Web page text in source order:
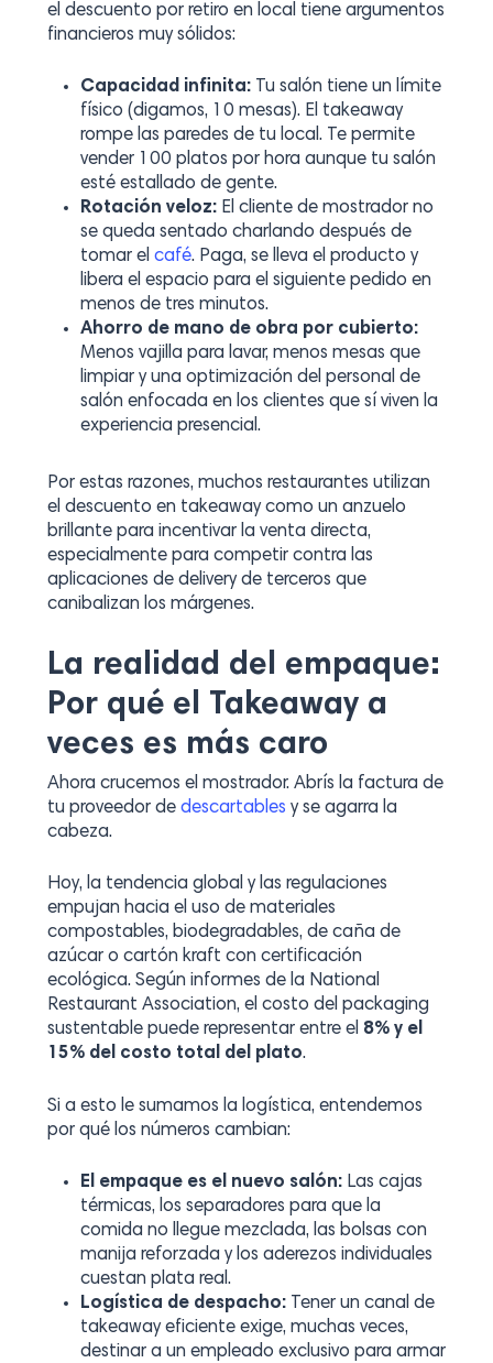
el descuento por retiro en local tiene argumentos
financieros muy sólidos:
Capacidad infinita:Tu salón tiene un límite
físico (digamos, 10 mesas). El takeaway
rompe las paredes de tu local. Te permite
vender 100 platos por hora aunque tu salón
esté estallado de gente.
Rotación veloz:El cliente de mostrador no
se queda sentado charlando después de
tomar el café. Paga, se lleva el producto y
libera el espacio para el siguiente pedido en
menos de tres minutos.
Ahorro de mano de obra por cubierto:
Menos vajilla para lavar, menos mesas que
limpiar y una optimización del personal de
salón enfocada en los clientes que sí viven la
experiencia presencial.
Por estas razones, muchos restaurantes utilizan
el descuento en takeawaycomo un anzuelo
brillante para incentivar la venta directa,
especialmente para competir contra las
aplicaciones de delivery de terceros que
canibalizan los márgenes.
La realidad del empaque:
Por qué el Takeaway a
veces es más caro
Ahora crucemos el mostrador. Abrís la factura de
tu proveedor de descartables y se agarra la
cabeza.
Hoy, la tendencia global y las regulaciones
empujan hacia el uso de materiales
compostables, biodegradables, de caña de
azúcar o cartón kraft con certificación
ecológica. Según informes de la National
Restaurant Association, el costo del packaging
sustentable puede representar entre el 8% y el
15% del costo total del plato.
Si a esto le sumamos la logística, entendemos
por qué los números cambian:
El empaque es el nuevo salón:Las cajas
térmicas, los separadores para que la
comida no llegue mezclada, las bolsas con
manija reforzada y los aderezos individuales
cuestan plata real.
Logística de despacho:Tener un canal de
takeawayeficiente exige, muchas veces,
destinar a un empleado exclusivo para armar